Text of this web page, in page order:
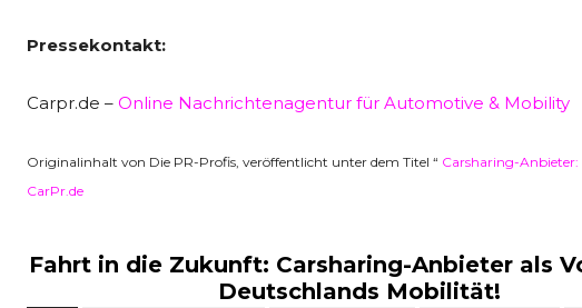
Pressekontakt:
Carpr.de – Online Nachrichtenagentur für Automotive & Mobility
Originalinhalt von Die PR-Profis, veröffentlicht unter dem Titel “ Carsharing-Anbieter:
CarPr.de
Fahrt in die Zukunft: Carsharing-Anbieter als
Deutschlands Mobilität!